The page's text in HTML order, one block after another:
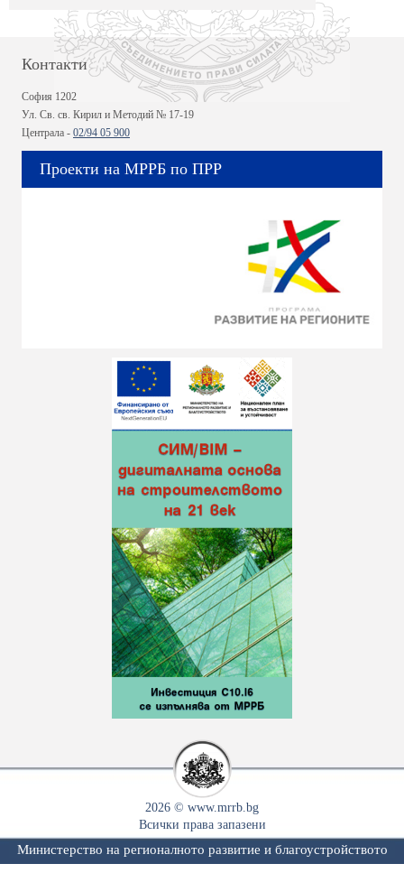
Контакти
София 1202
Ул. Св. св. Кирил и Методий № 17-19
Централа - 02/94 05 900
Проекти на МРРБ по ПРР
2026 © www.mrrb.bg
Всички права запазени
Министерство на регионалното развитие и благоустройството